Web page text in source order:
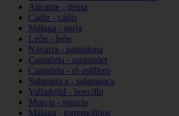
Alicante - dénia
Cádiz - cádiz
Málaga - nerja
León - león
Navarra - pamplona
Cantabria - santander
Cantabria - el-astillero
Salamanca - salamanca
Valladolid - boecillo
Murcia - murcia
Málaga - torremolinos